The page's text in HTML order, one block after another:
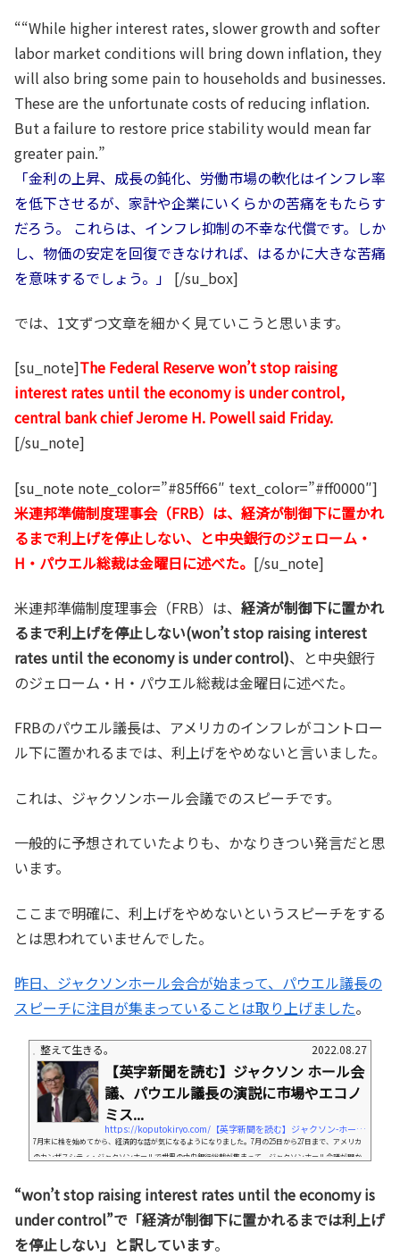
““While higher interest rates, slower growth and softer
labor market conditions will bring down inflation, they
will also bring some pain to households and businesses.
These are the unfortunate costs of reducing inflation.
But a failure to restore price stability would mean far
greater pain.”
「金利の上昇、成長の鈍化、労働市場の軟化はインフレ率
を低下させるが、家計や企業にいくらかの苦痛をもたらす
だろう。 これらは、インフレ抑制の不幸な代償です。しか
し、物価の安定を回復できなければ、はるかに大きな苦痛
を意味するでしょう。」
[/su_box]
では、1文ずつ文章を細かく見ていこうと思います。
[su_note]The Federal Reserve won’t stop raising
interest rates until the economy is under control,
central bank chief Jerome H. Powell said Friday.
[/su_note]
[su_note note_color=”#85ff66″ text_color=”#ff0000″]
米連邦準備制度理事会（FRB）は、経済が制御下に置かれ
るまで利上げを停止しない、と中央銀行のジェローム・
H・パウエル総裁は金曜日に述べた。 [/su_note]
米連邦準備制度理事会（FRB）は、 経済が制御下に置かれ
るまで利上げを停止しない(won’t stop raising interest
rates until the economy is under control)、と中央銀行
のジェローム・H・パウエル総裁は金曜日に述べた。
FRBのパウエル議長は、アメリカのインフレがコントロー
ル下に置かれるまでは、利上げをやめないと言いました。
これは、ジャクソンホール会議でのスピーチです。
一般的に予想されていたよりも、かなりきつい発言だと思
います。
ここまで明確に、利上げをやめないというスピーチをする
とは思われていませんでした。
昨日、ジャクソンホール会合が始まって、パウエル議長の
スピーチに注目が集まっていることは取り上げました。
整えて生きる。 2022.08.27
【英字新聞を読む】ジャクソン ホール会
議、パウエル議長の演説に市場やエコノ
ミス...
https://koputokiryo.com/【英字新聞を読む】ジャクソン-ホール会議、パウ
7月末に株を始めてから、経済的な話が気になるようになりました。7月の25日から27日まで、アメリカ
のカンザスシティ・ジャクソンホールで世界の中央銀行総裁が集まって、ジャクソンホール会議が開か
トで、世界の経済が動きます。実際に株を買っていると、本当に値段が大きく動くので、実感すること
ができます。さて、今回、彼はどのようなコメントをするのか？今日はこの話題を取り上げようと思い
ます。まずは記事全体を読んでみたいと...
“won’t stop raising interest rates until the economy is
under control”で「経済が制御下に置かれるまでは利上げ
を停止しない」と訳しています。